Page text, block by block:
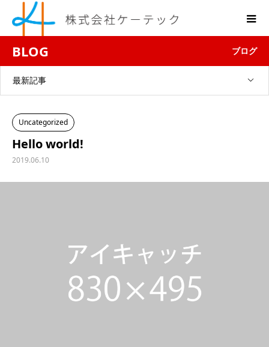
BLOG ブログ
最新記事
Uncategorized
Hello world!
2019.06.10